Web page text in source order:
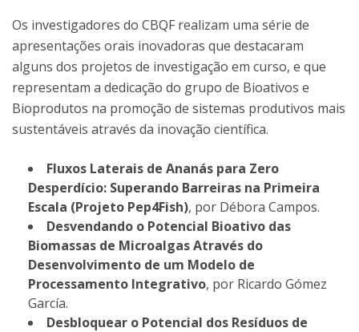
Os investigadores do CBQF realizam uma série de
apresentações orais inovadoras que destacaram
alguns dos projetos de investigação em curso, e que
representam a dedicação do grupo de Bioativos e
Bioprodutos na promoção de sistemas produtivos mais
sustentáveis através da inovação científica.
Fluxos Laterais de Ananás para Zero
Desperdício: Superando Barreiras na Primeira
Escala (Projeto Pep4Fish), por Débora Campos.
Desvendando o Potencial Bioativo das
Biomassas de Microalgas Através do
Desenvolvimento de um Modelo de
Processamento Integrativo, por Ricardo Gómez
García.
Desbloquear o Potencial dos Resíduos de